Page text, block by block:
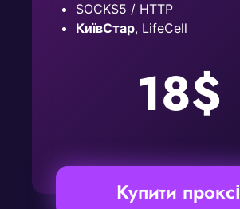
SOCKS5 / HTTP
КиївСтар, LifeCell
18$
Купити проксі